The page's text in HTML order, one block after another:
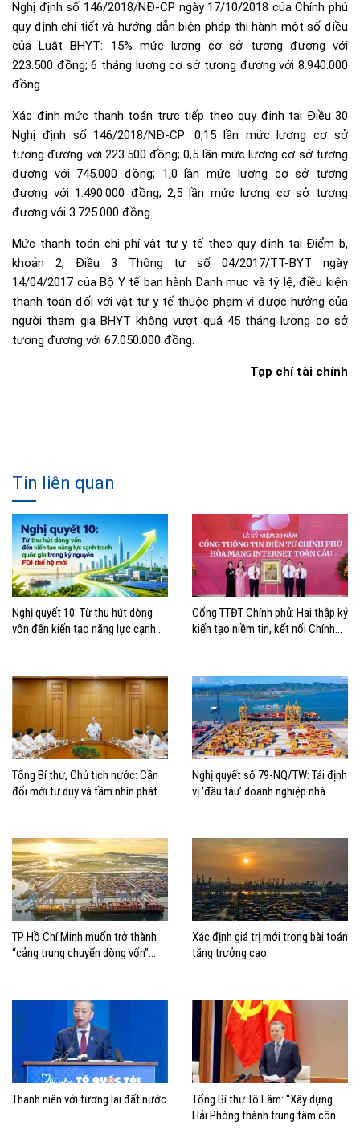
Nghị định số 146/2018/NĐ-CP ngày 17/10/2018 của Chính phủ
quy định chi tiết và hướng dẫn biện pháp thi hành một số điều
của Luật BHYT: 15% mức lương cơ sở tương đương với
223.500 đồng; 6 tháng lương cơ sở tương đương với 8.940.000
đồng.
Xác định mức thanh toán trực tiếp theo quy định tại Điều 30
Nghị định số 146/2018/NĐ-CP: 0,15 lần mức lương cơ sở
tương đương với 223.500 đồng; 0,5 lần mức lương cơ sở tương
đương với 745.000 đồng; 1,0 lần mức lương cơ sở tương
đương với 1.490.000 đồng; 2,5 lần mức lương cơ sở tương
đương với 3.725.000 đồng.
Mức thanh toán chi phí vật tư y tế theo quy định tại Điểm b,
khoản 2, Điều 3 Thông tư số 04/2017/TT-BYT ngày
14/04/2017 của Bộ Y tế ban hành Danh mục và tỷ lệ, điều kiện
thanh toán đối với vật tư y tế thuộc phạm vi được hưởng của
người tham gia BHYT không vượt quá 45 tháng lương cơ sở
tương đương với 67.050.000 đồng.
Tạp chí tài chính
Tin liên quan
Nghị quyết 10: Từ thu hút dòng
vốn đến kiến tạo năng lực cạnh
Cổng TTĐT Chính phủ: Hai thập kỷ
kiến tạo niềm tin, kết nối Chính
Tổng Bí thư, Chủ tịch nước: Cần
đổi mới tư duy và tầm nhìn phát
Nghị quyết số 79-NQ/TW: Tái định
vị ‘đầu tàu’ doanh nghiệp nhà
TP Hồ Chí Minh muốn trở thành
“cảng trung chuyển dòng vốn”
Xác định giá trị mới trong bài toán
tăng trưởng cao
Thanh niên với tương lai đất nước
Tổng Bí thư Tô Lâm: “Xây dựng
Hải Phòng thành trung tâm công